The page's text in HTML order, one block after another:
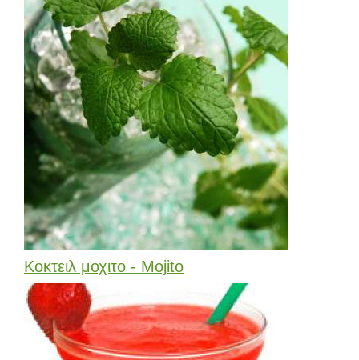
Κοκτειλ μοχιτο - Mojito